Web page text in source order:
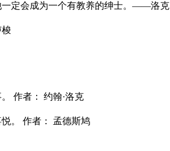
一定会成为一个有教养的绅士。——洛克
作者： 约翰·洛克
。 作者： 孟德斯鸠